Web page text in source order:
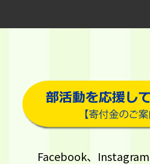
Facebook、